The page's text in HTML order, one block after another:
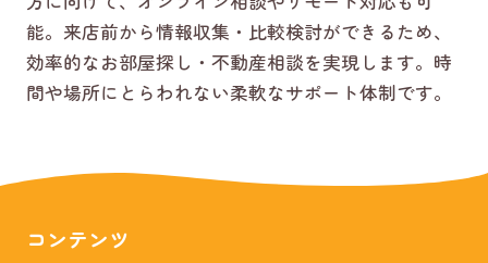
能。来店前から情報収集・比較検討ができるため、
効率的なお部屋探し・不動産相談を実現します。時
間や場所にとらわれない柔軟なサポート体制です。
コンテンツ